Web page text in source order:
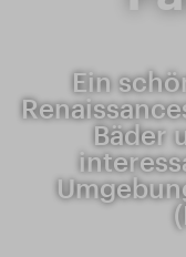
Ein
Bäder